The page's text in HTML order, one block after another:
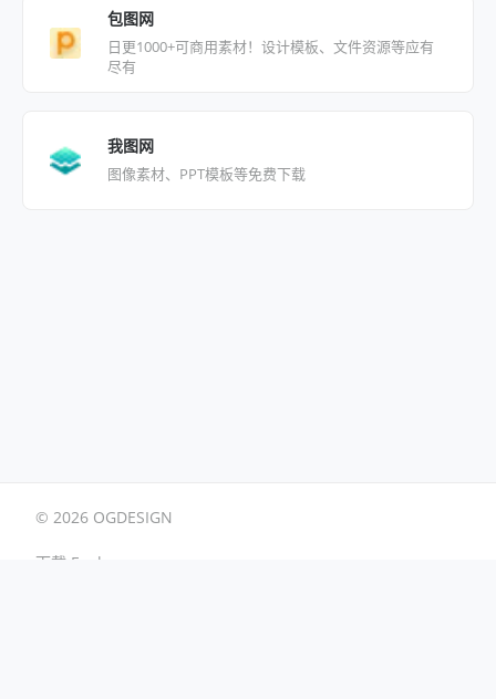
包图网
日更1000+可商用素材！设计模板、文件资源等应有
尽有
我图网
图像素材、PPT模板等免费下载
© 2026 OGDESIGN
下载 Eagle